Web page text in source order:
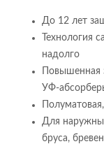
До 12 лет
Технология
надолго
УФ-
Для
бруса,